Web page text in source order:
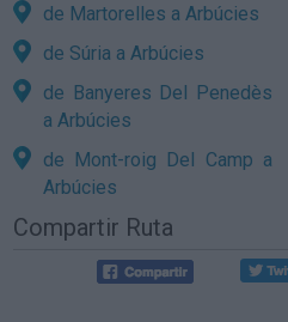
de Martorelles a Arbúcies
de Súria a Arbúcies
de Banyeres Del Penedès
a Arbúcies
de Mont-roig Del Camp a
Arbúcies
Compartir Ruta